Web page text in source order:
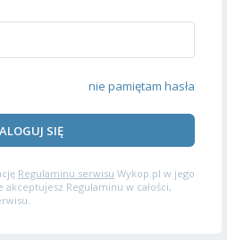
nie pamiętam hasła
SIĘ
Regulaminu serwisu Wykop.pl w jego
Regulaminu w całości,